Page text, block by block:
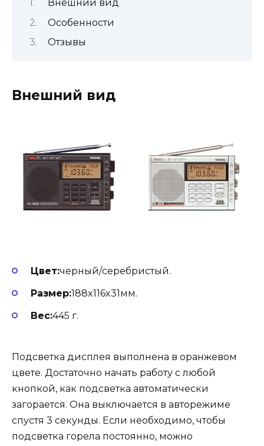
Внешний вид
Особенности
Отзывы
Внешний вид
Цвет:черный/серебристый.
Размер:188x116x31мм.
Вес:445 г.
Подсветка дисплея выполнена в оранжевом
цвете. Достаточно начать работу с любой
кнопкой, как подсветка автоматически
загорается. Она выключается в авторежиме
спустя 3 секунды. Если необходимо, чтобы
подсветка горела постоянно, можно